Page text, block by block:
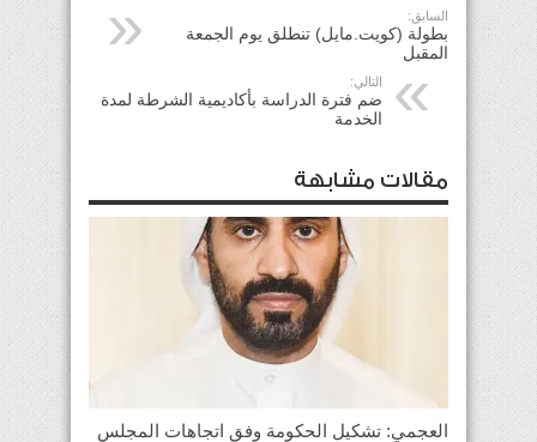
السابق:
بطولة (كويت.مايل) تنطلق يوم الجمعة
المقبل
التالي:
ضم فترة الدراسة بأكاديمية الشرطة لمدة
الخدمة
مقالات مشابهة
العجمي: تشكيل الحكومة وفق اتجاهات المجلس